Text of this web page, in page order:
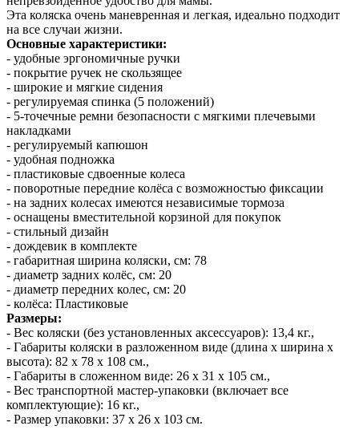
Эта коляска очень маневренная и легкая, идеально подходит
на все случаи жизни.
Основные характеристики:
- удобные эргономичные ручки
- покрытие ручек не скользящее
- широкие и мягкие сидения
- регулируемая спинка (5 положений)
- 5-точечные ремни безопасности с мягкими плечевыми
накладками
- регулируемый капюшон
- удобная подножка
- пластиковые сдвоенные колеса
- поворотные передние колёса с возможностью фиксации
- на задних колесах имеются независимые тормоза
- оснащены вместительной корзиной для покупок
- стильный дизайн
- дождевик в комплекте
- габаритная ширина коляски, см: 78
- диаметр задних колёс, см: 20
- диаметр передних колес, см: 20
- колёса: Пластиковые
Размеры:
- Вес коляски (без установленных аксессуаров): 13,4 кг.,
- Габариты коляски в разложенном виде (длина х ширина х
высота): 82 х 78 х 108 см.,
- Габариты в сложенном виде: 26 х 31 х 105 см.,
- Вес транспортной мастер-упаковки (включает все
комплектующие): 16 кг.,
- Размер упаковки: 37 х 26 х 103 см.